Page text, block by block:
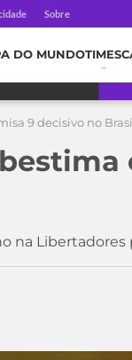
Sobre
DO MUNDOTIMES
9 decisivo no
na